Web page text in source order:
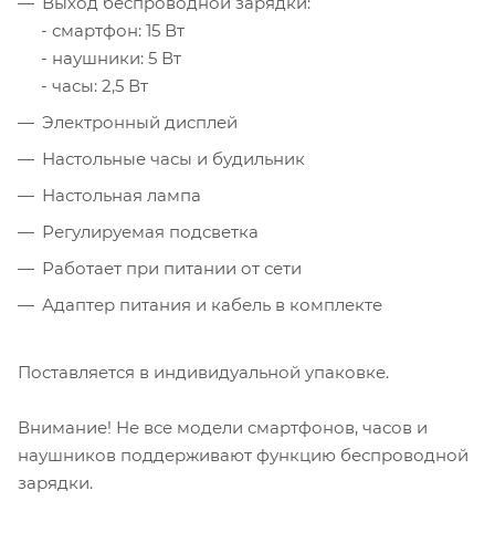
- смартфон: 15 Вт
- наушники: 5 Вт
- часы: 2,5 Вт
Электронный дисплей
Настольные часы и будильник
Настольная лампа
Регулируемая подсветка
Работает при питании от сети
Адаптер питания и кабель в комплекте
Поставляется в индивидуальной упаковке.
Внимание! Не все модели смартфонов, часов и
наушников поддерживают функцию беспроводной
зарядки.